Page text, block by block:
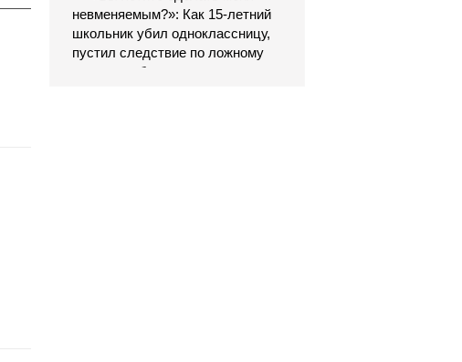
невменяемым?»: Как 15-летний
школьник убил одноклассницу,
пустил следствие по ложному
следу и избежал наказания